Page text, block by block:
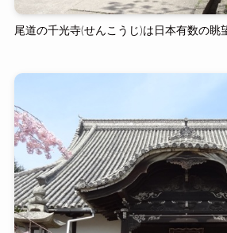
尾道の千光寺(せんこうじ)は日本有数の眺